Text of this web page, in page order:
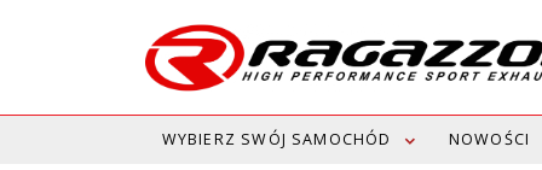
WYBIERZ SWÓJ SAMOCHÓD NOWOŚCI